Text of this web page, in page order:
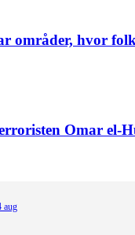
områder, hvor
Omar el-
aug